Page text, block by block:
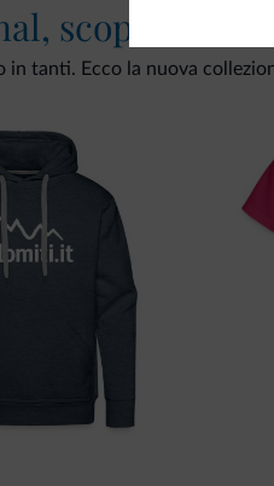
scopri la
in tanti. Ecco la nuova